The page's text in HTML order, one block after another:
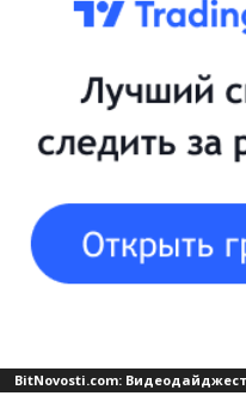
BitNovosti.com: